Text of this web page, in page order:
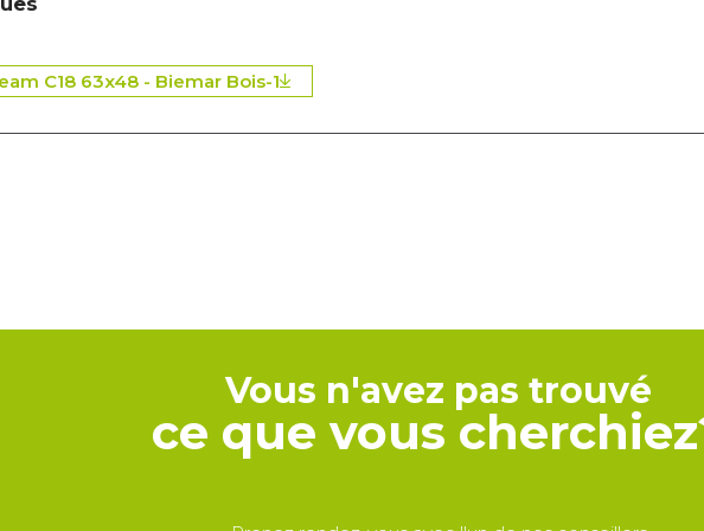
C18 63x48 - Biemar Bois-1
Vous n'avez pas trouvé
ce que vous